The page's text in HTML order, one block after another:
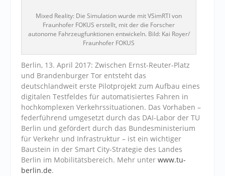
Mixed Reality: Die Simulation wurde mit VSimRTI von
Fraunhofer FOKUS erstellt, mit der die Forscher
autonome Fahrzeugfunktionen entwickeln. Bild: Kai Royer/
Fraunhofer FOKUS
Berlin, 13. April 2017: Zwischen Ernst-Reuter-Platz
und Brandenburger Tor entsteht das
deutschlandweit erste Pilotprojekt zum Aufbau eines
digitalen Testfeldes für automatisiertes Fahren in
hochkomplexen Verkehrssituationen. Das Vorhaben –
federführend umgesetzt durch das DAI-Labor der TU
Berlin und gefördert durch das Bundesministerium
für Verkehr und Infrastruktur – ist ein wichtiger
Baustein in der Smart City-Strategie des Landes
Berlin im Mobilitätsbereich. Mehr unterwww.tu-
berlin.de.